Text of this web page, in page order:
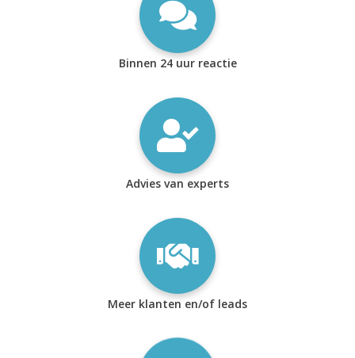
Binnen 24 uur reactie
Advies van experts
Meer klanten en/of leads